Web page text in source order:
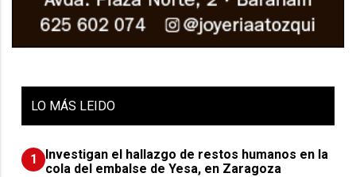
LO MÁS LEIDO
1
Investigan el hallazgo de restos humanos en la
cola del embalse de Yesa, en Zaragoza